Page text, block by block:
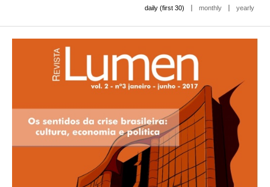
daily (first 30) | monthly | yearly